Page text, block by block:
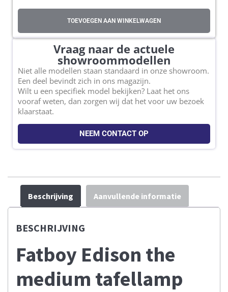
TOEVOEGEN AAN WINKELWAGEN
Vraag naar de actuele
showroommodellen
Niet alle modellen staan standaard in onze showroom.
Een deel bevindt zich in ons magazijn.
Wilt u een specifiek model bekijken? Laat het ons
vooraf weten, dan zorgen wij dat het voor uw bezoek
klaarstaat.
NEEM CONTACT OP
Beschrijving Aanvullende informatie
BESCHRIJVING
Fatboy Edison the
medium tafellamp